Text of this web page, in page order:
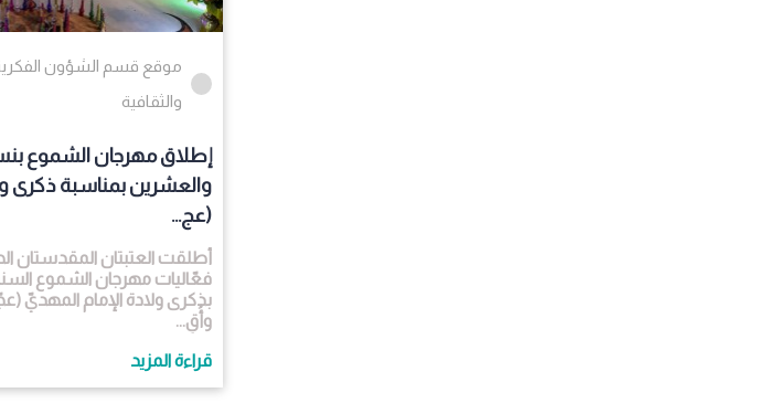
موقع قسم الشؤون
والثقافية
إطلاق مهرجان الشموع
والعشرين بمناسبة ذكرى
(عج...
أطلقت العتبتان المقدستان
فعّاليات مهرجان الشموع
بذكرى ولادة الإمام المهديّ
وأُقِ...
قراءة المزيد